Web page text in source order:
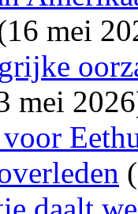
mei
mei